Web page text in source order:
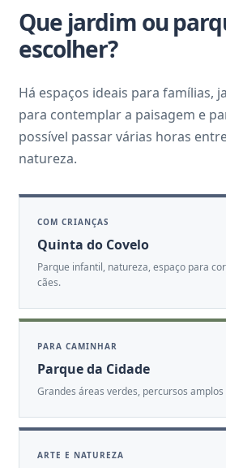
Que jardim ou
escolher?
Há espaços ideais para famílias,
para contemplar a paisagem e
possível passar várias horas
natureza.
COM CRIANÇAS
Quinta do Covelo
Parque infantil, natureza, espaço para
cães.
PARA CAMINHAR
Parque da Cidade
Grandes áreas verdes, percursos
ARTE E NATUREZA